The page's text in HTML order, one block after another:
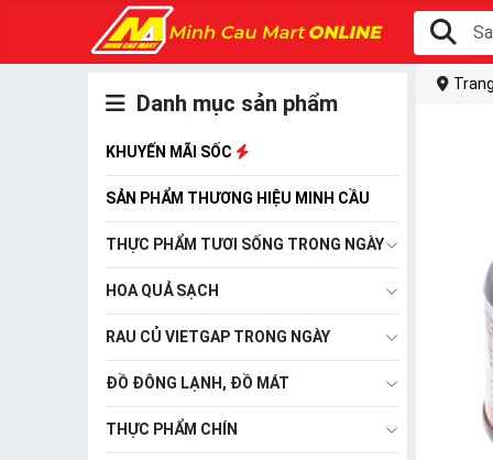
Danh mục sản phẩm
KHUYẾN MÃI SỐC
SẢN PHẨM THƯƠNG HIỆU MINH CẦU
THỰC PHẨM TƯƠI SỐNG TRONG NGÀY
HOA QUẢ SẠCH
RAU CỦ VIETGAP TRONG NGÀY
ĐỒ ĐÔNG LẠNH, ĐỒ MÁT
THỰC PHẨM CHÍN